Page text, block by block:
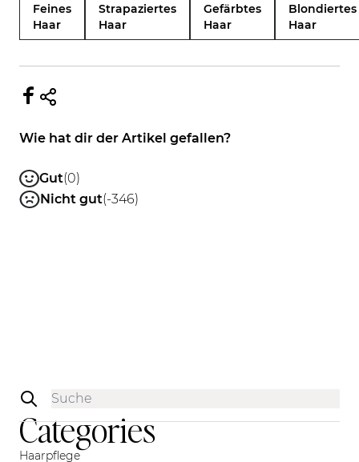
Sidebar
Categories
Haarpflege
Feines
Haar
Strapaziertes
Haar
Gefärbtes
Haar
Blondiertes
Haar
Wie hat dir der Artikel gefallen?
Gut(0)
Nicht gut(-346)